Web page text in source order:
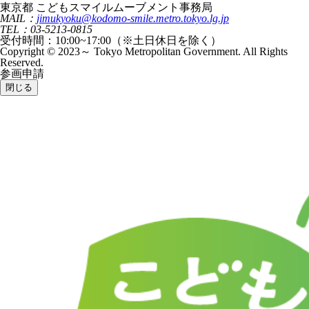
東京都 こどもスマイルムーブメント事務局
MAIL： jimukyoku@kodomo-smile.metro.tokyo.lg.jp
TEL：03-5213-0815
受付時間：10:00~17:00（※土日休日を除く）
Copyright © 2023～ Tokyo Metropolitan Government. All Rights
Reserved.
参画申請
閉じる